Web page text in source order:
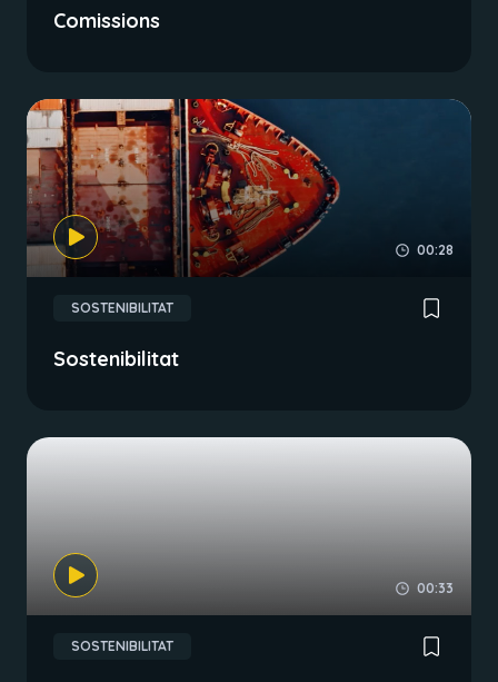
Comissions
00:28
SOSTENIBILITAT
Sostenibilitat
00:33
SOSTENIBILITAT